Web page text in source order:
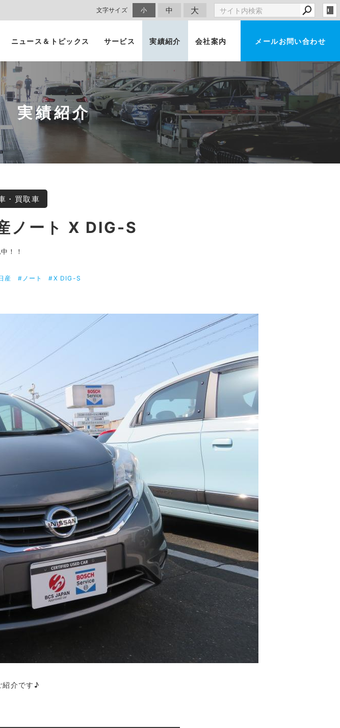
文字サイズ 小 中 大
ニュース＆トピックス サービス 実績紹介 会社案内 メールお問い合わせ
実績紹介
・買取車
ート X DIG-S
！！
産 #ノート #X DIG-S
紹介です♪